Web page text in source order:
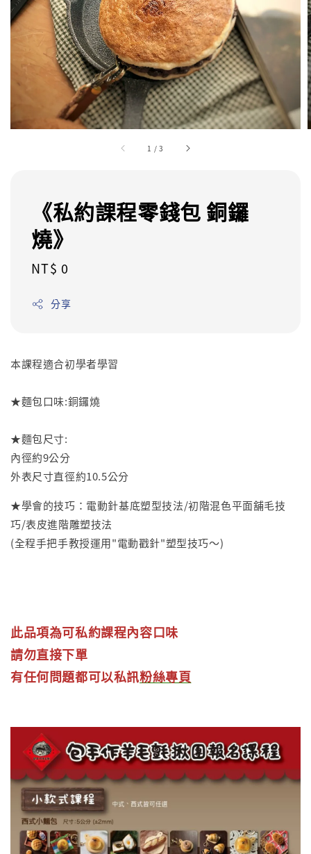
1 /3
《私約課程零錢包 銅鑼
燒》
Regular
NT$ 0
分享
本課程適合初學者學習
★麵包口味:銅鑼燒
★麵包尺寸:
內徑約9公分
外表尺寸直徑約10.5公分
★學會的技巧：電動針基底塑型技法/初階混色平面舖毛技
巧/表皮進階雕塑技法
(全程手把手教授運用"電動戳針"塑型技巧～)
此品項為可私約課程內容口味
請勿直接下單
有任何問題都可以私訊粉絲專頁